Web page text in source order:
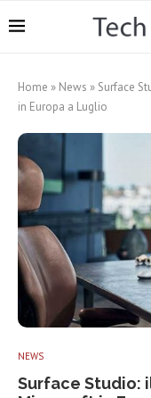
Home » News » Surface
in Europa a Luglio
NEWS
Surface Studio: